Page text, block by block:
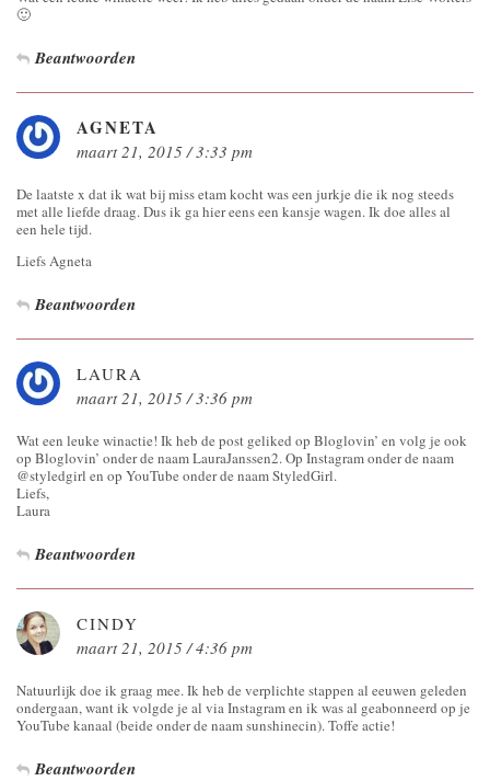
🙂
Beantwoorden
AGNETA
maart 21, 2015 / 3:33 pm
De laatste x dat ik wat bij miss etam kocht was een jurkje die ik nog steeds
met alle liefde draag. Dus ik ga hier eens een kansje wagen. Ik doe alles al
een hele tijd.
Liefs Agneta
Beantwoorden
LAURA
maart 21, 2015 / 3:36 pm
Wat een leuke winactie! Ik heb de post geliked op Bloglovin’ en volg je ook
op Bloglovin’ onder de naam LauraJanssen2. Op Instagram onder de naam
@styledgirl en op YouTube onder de naam StyledGirl.
Liefs,
Laura
Beantwoorden
CINDY
maart 21, 2015 / 4:36 pm
Natuurlijk doe ik graag mee. Ik heb de verplichte stappen al eeuwen geleden
ondergaan, want ik volgde je al via Instagram en ik was al geabonneerd op je
YouTube kanaal (beide onder de naam sunshinecin). Toffe actie!
Beantwoorden